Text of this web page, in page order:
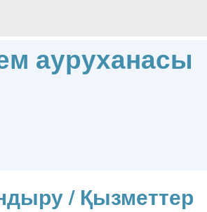
ауруханасы
/ Қызметтер